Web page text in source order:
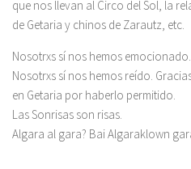
que nos llevan al Circo del Sol, la
de Getaria y chinos de Zarautz, etc.
Nosotrxs sí nos hemos
Nosotrxs sí nos hemos reído.
en Getaria por haberlo permitido.
Las Sonrisas son risas.
Algara al gara? Bai Algaraklown